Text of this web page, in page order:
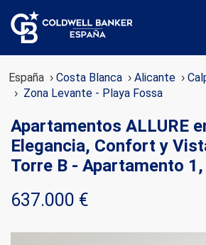
España Costa Blanca Alicante
Zona Levante - Playa Fossa
Apartamentos ALLURE
Elegancia, Confort y
Torre B - Apartamento 1,
637.000 €